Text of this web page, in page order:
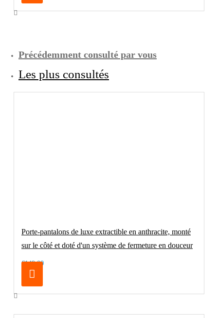
Précédemment consulté par vous
Les plus consultés
Porte-pantalons de luxe extractible en anthracite, monté
sur le côté et doté d'un système de fermeture en douceur
€149.00